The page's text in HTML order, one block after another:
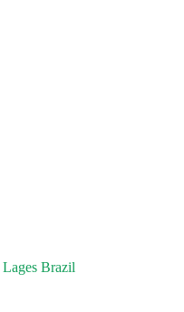
Lages Brazil